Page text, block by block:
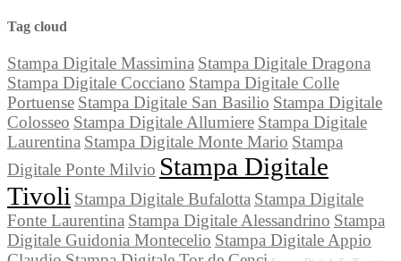
Tag cloud
Stampa Digitale Massimina Stampa Digitale Dragona
Stampa Digitale Cocciano Stampa Digitale Colle
Portuense Stampa Digitale San Basilio Stampa Digitale
Colosseo Stampa Digitale Allumiere Stampa Digitale
Laurentina Stampa Digitale Monte Mario Stampa
Digitale Ponte Milvio Stampa Digitale
Tivoli Stampa Digitale Bufalotta Stampa Digitale
Fonte Laurentina Stampa Digitale Alessandrino Stampa
Digitale Guidonia Montecelio Stampa Digitale Appio